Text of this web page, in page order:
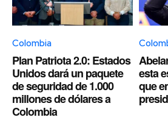
Colombia
Plan Patriota 2.0: Estados
Unidos dará un paquete
de seguridad de 1.000
millones de dólares a
Colombia
esta
que